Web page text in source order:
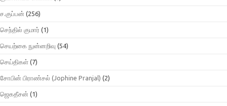
ச.குப்பன் (256)
செந்தில் குமார் (1)
செயற்கை நுன்னறிவு (54)
செய்திகள் (7)
சோபின் பிராண்சல் (Jophine Pranjal) (2)
ஜெகதீசன் (1)